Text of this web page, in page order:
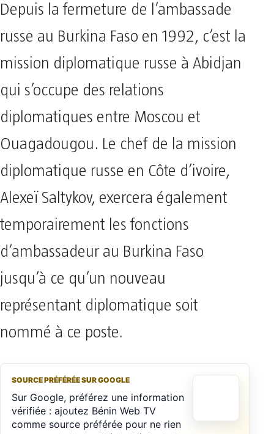
Depuis la fermeture de l’ambassade
russe au Burkina Faso en 1992, c’est la
mission diplomatique russe à Abidjan
qui s’occupe des relations
diplomatiques entre Moscou et
Ouagadougou. Le chef de la mission
diplomatique russe en Côte d’ivoire,
Alexeï Saltykov, exercera également
temporairement les fonctions
d’ambassadeur au Burkina Faso
jusqu’à ce qu’un nouveau
représentant diplomatique soit
nommé à ce poste.
SOURCE PRÉFÉRÉE SUR GOOGLE
Sur Google, préférez une information
vérifiée : ajoutez Bénin Web TV
comme source préférée pour ne rien